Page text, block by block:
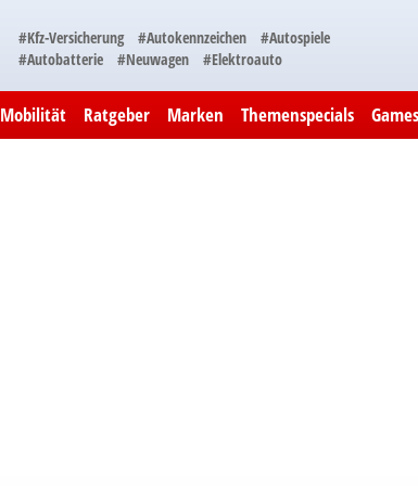
#Kfz-Versicherung #Autokennzeichen
#Autospiele
#Autobatterie
#Neuwagen #Elektroauto
Mobilität Ratgeber Marken Themenspecials Games